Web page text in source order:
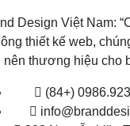
Design Việt Nam:
thiết kế web,
nên thương hiệu cho
(84+)